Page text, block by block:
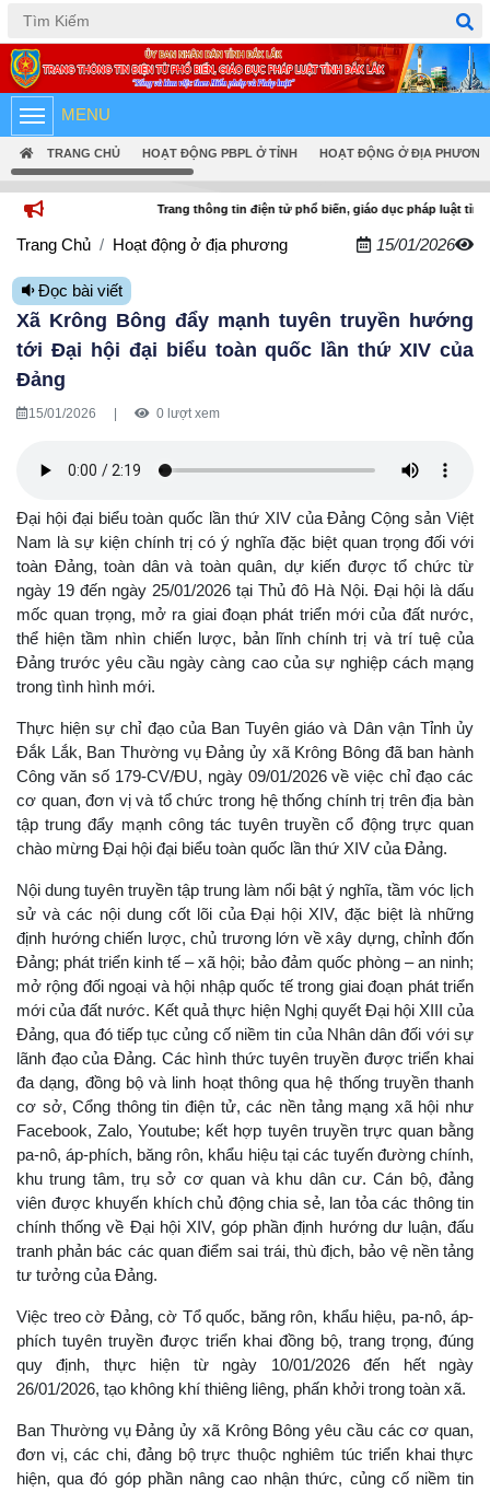
Tiếng Việt English
MENU
TRANG CHỦ HOẠT ĐỘNG PBPL Ở TỈNH HOẠT ĐỘNG Ở ĐỊA PHƯƠNG
Trang thông tin điện tử phổ biến, giáo dục pháp luật tỉnh Đắk Lắk
Trang Chủ Hoạt động ở địa phương 15/01/2026
Đọc bài viết
Xã Krông Bông đẩy mạnh tuyên truyền hướng
tới Đại hội đại biểu toàn quốc lần thứ XIV của
Đảng
15/01/2026 0 lượt xem
Đại hội đại biểu toàn quốc lần thứ XIV của Đảng Cộng sản Việt
Nam là sự kiện chính trị có ý nghĩa đặc biệt quan trọng đối với
toàn Đảng, toàn dân và toàn quân, dự kiến được tổ chức từ
ngày 19 đến ngày 25/01/2026 tại Thủ đô Hà Nội. Đại hội là dấu
mốc quan trọng, mở ra giai đoạn phát triển mới của đất nước,
thể hiện tầm nhìn chiến lược, bản lĩnh chính trị và trí tuệ của
Đảng trước yêu cầu ngày càng cao của sự nghiệp cách mạng
trong tình hình mới.
Thực hiện sự chỉ đạo của Ban Tuyên giáo và Dân vận Tỉnh ủy
Đắk Lắk, Ban Thường vụ Đảng ủy xã Krông Bông đã ban hành
Công văn số 179-CV/ĐU, ngày 09/01/2026 về việc chỉ đạo các
cơ quan, đơn vị và tổ chức trong hệ thống chính trị trên địa bàn
tập trung đẩy mạnh công tác tuyên truyền cổ động trực quan
chào mừng Đại hội đại biểu toàn quốc lần thứ XIV của Đảng.
Nội dung tuyên truyền tập trung làm nổi bật ý nghĩa, tầm vóc lịch
sử và các nội dung cốt lõi của Đại hội XIV, đặc biệt là những
định hướng chiến lược, chủ trương lớn về xây dựng, chỉnh đốn
Đảng; phát triển kinh tế – xã hội; bảo đảm quốc phòng – an ninh;
mở rộng đối ngoại và hội nhập quốc tế trong giai đoạn phát triển
mới của đất nước. Kết quả thực hiện Nghị quyết Đại hội XIII của
Đảng, qua đó tiếp tục củng cố niềm tin của Nhân dân đối với sự
lãnh đạo của Đảng. Các hình thức tuyên truyền được triển khai
đa dạng, đồng bộ và linh hoạt thông qua hệ thống truyền thanh
cơ sở, Cổng thông tin điện tử, các nền tảng mạng xã hội như
Facebook, Zalo, Youtube; kết hợp tuyên truyền trực quan bằng
pa-nô, áp-phích, băng rôn, khẩu hiệu tại các tuyến đường chính,
khu trung tâm, trụ sở cơ quan và khu dân cư. Cán bộ, đảng
viên được khuyến khích chủ động chia sẻ, lan tỏa các thông tin
chính thống về Đại hội XIV, góp phần định hướng dư luận, đấu
tranh phản bác các quan điểm sai trái, thù địch, bảo vệ nền tảng
tư tưởng của Đảng.
Việc treo cờ Đảng, cờ Tổ quốc, băng rôn, khẩu hiệu, pa-nô, áp-
phích tuyên truyền được triển khai đồng bộ, trang trọng, đúng
quy định, thực hiện từ ngày 10/01/2026 đến hết ngày
26/01/2026, tạo không khí thiêng liêng, phấn khởi trong toàn xã.
Ban Thường vụ Đảng ủy xã Krông Bông yêu cầu các cơ quan,
đơn vị, các chi, đảng bộ trực thuộc nghiêm túc triển khai thực
hiện, qua đó góp phần nâng cao nhận thức, củng cố niềm tin